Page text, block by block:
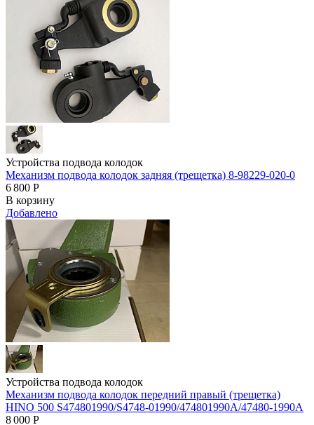
Устройства подвода колодок
Механизм подвода колодок задняя (трещетка) 8-98229-020-0
6 800 Р
В корзину
Добавлено
Устройства подвода колодок
Механизм подвода колодок передний правый (трещетка)
HINO 500 S474801990/S4748-01990/474801990A/47480-1990A
8 000 Р